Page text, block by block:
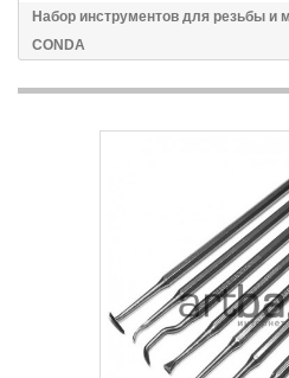
Набор инструментов для резьбы и
CONDA